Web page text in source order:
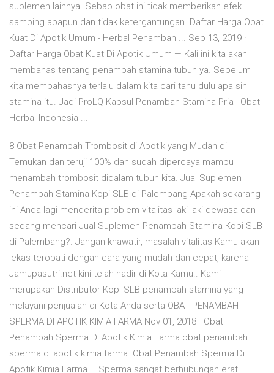
suplemen lainnya. Sebab obat ini tidak memberikan efek
samping apapun dan tidak ketergantungan. Daftar Harga Obat
Kuat Di Apotik Umum - Herbal Penambah ... Sep 13, 2019 ·
Daftar Harga Obat Kuat Di Apotik Umum — Kali ini kita akan
membahas tentang penambah stamina tubuh ya. Sebelum
kita membahasnya terlalu dalam kita cari tahu dulu apa sih
stamina itu. Jadi ProLQ Kapsul Penambah Stamina Pria | Obat
Herbal Indonesia ...
8 Obat Penambah Trombosit di Apotik yang Mudah di
Temukan dan teruji 100% dan sudah dipercaya mampu
menambah trombosit didalam tubuh kita. Jual Suplemen
Penambah Stamina Kopi SLB di Palembang Apakah sekarang
ini Anda lagi menderita problem vitalitas laki-laki dewasa dan
sedang mencari Jual Suplemen Penambah Stamina Kopi SLB
di Palembang?. Jangan khawatir, masalah vitalitas Kamu akan
lekas terobati dengan cara yang mudah dan cepat, karena
Jamupasutri.net kini telah hadir di Kota Kamu.. Kami
merupakan Distributor Kopi SLB penambah stamina yang
melayani penjualan di Kota Anda serta OBAT PENAMBAH
SPERMA DI APOTIK KIMIA FARMA Nov 01, 2018 · Obat
Penambah Sperma Di Apotik Kimia Farma obat penambah
sperma di apotik kimia farma. Obat Penambah Sperma Di
Apotik Kimia Farma – Sperma sangat berhubungan erat